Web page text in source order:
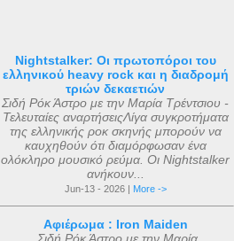
Nightstalker: Οι πρωτοπόροι του
ελληνικού heavy rock και η διαδρομή
τριών δεκαετιών
Σιδή Ρόκ Άστρο με την Μαρία Τρέντσιου -
Τελευταίες αναρτήσειςΛίγα συγκροτήματα
της ελληνικής ροκ σκηνής μπορούν να
καυχηθούν ότι διαμόρφωσαν ένα
ολόκληρο μουσικό ρεύμα. Οι Nightstalker
ανήκουν...
Jun-13 - 2026 | More ->
Αφιέρωμα : Iron Maiden